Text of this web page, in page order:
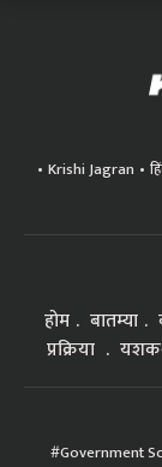
Krishi Jagran
होम बातम्या
प्रक्रिया
Government